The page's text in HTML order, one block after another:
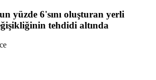
yüzde 6'sını oluşturan yerli
tehdidi altında